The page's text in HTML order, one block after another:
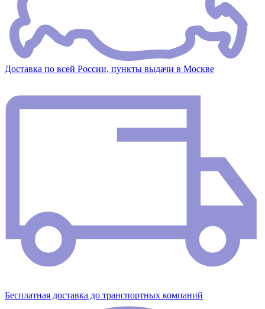
Доставка по всей России, пункты выдачи в Москве
Бесплатная доставка до транспортных компаний